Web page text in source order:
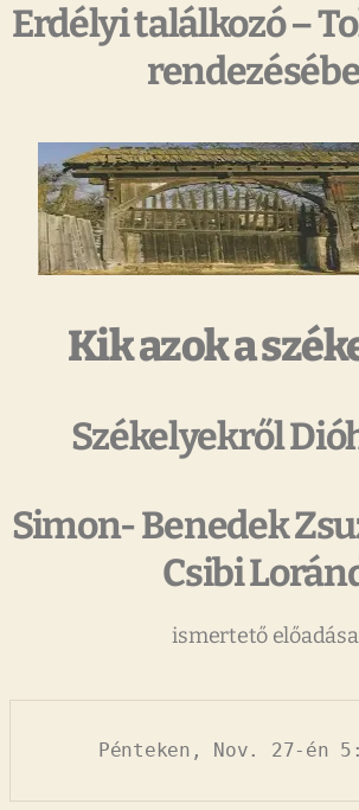
Erdélyi találkozó –
Kik azok a
Székelyekről
Simon- Benedek
Csibi
ismertető előadása
Pénteken, Nov. 27-én